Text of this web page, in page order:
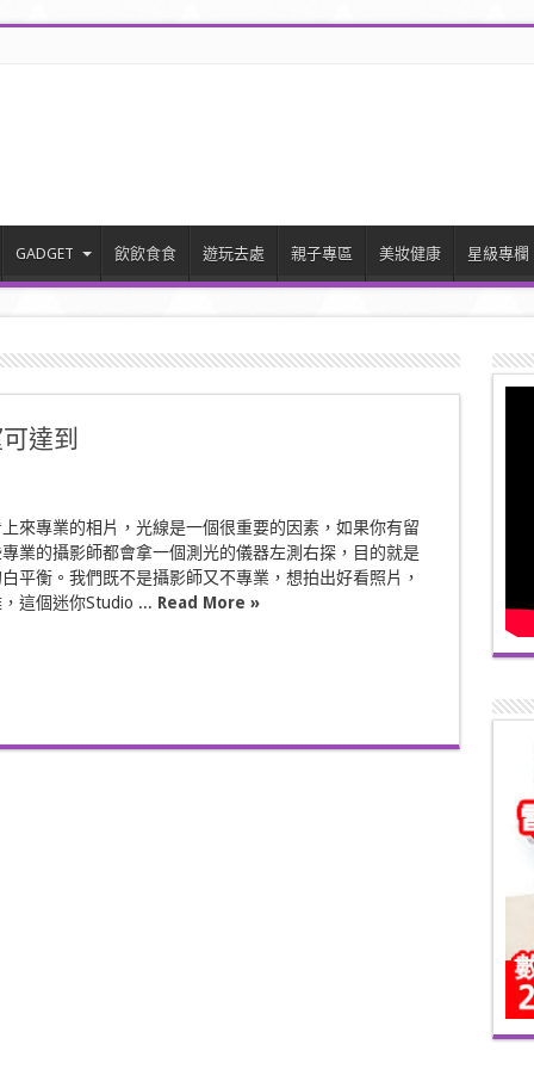
GADGET 飲飲食食 遊玩去處 親子專區 美妝健康 星級專欄
達到
來專業的相片，光線是一個很重要的因素，如果你有留
業的攝影師都會拿一個測光的儀器左測右探，目的就是
平衡。我們既不是攝影師又不專業，想拍出好看照片，
這個迷你Studio ... Read More »